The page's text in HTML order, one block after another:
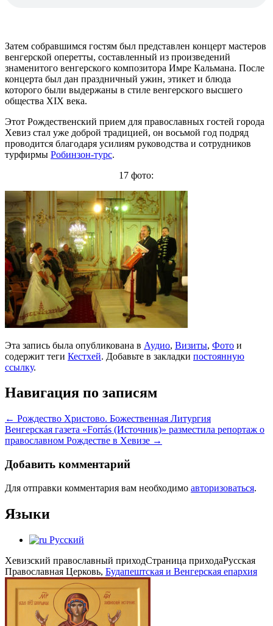
Затем собравшимся гостям был представлен концерт мастеров
венгерской оперетты, составленный из произведений
знаменитого венгерского композитора Имре Кальмана. После
концерта был дан праздничный ужин, этикет и блюда
которого были выдержаны в стиле венгерского высшего
общества XIX века.
Этот Рождественский прием для православных гостей города
Хевиз стал уже доброй традицией, он восьмой год подряд
проводится благодаря усилиям руководства и сотрудников
турфирмы Робинзон-турс.
17 фото:
Эта запись была опубликована в Аудио, Визиты, Фото и
содержит теги Кестхей. Добавьте в закладки постоянную
ссылку.
Навигация по записям
← Рождество Христово. Божественная Литургия
Венгерская газета «Forrás (Источник)» разместила репортаж о
православном Рождестве в Хевизе →
Добавить комментарий
Для отправки комментария вам необходимо авторизоваться.
Языки
Русский
Хевизский православный приходСтраница приходаРусская
Православная Церковь, Будапештская и Венгерская епархия